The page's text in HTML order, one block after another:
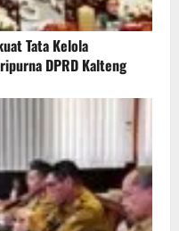
Tata Kelola
DPRD Kalteng